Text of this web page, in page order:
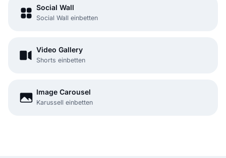
Social Wall
Social Wall einbetten
Video Gallery
Shorts einbetten
Image Carousel
Karussell einbetten